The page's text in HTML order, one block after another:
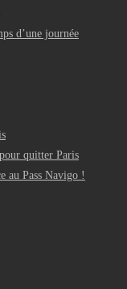
d’une journée
quitter Paris
au Pass Navigo !